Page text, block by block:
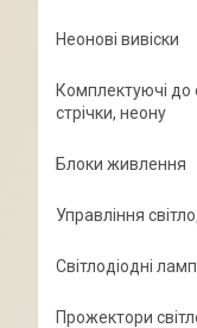
Неонові вивіски
Комплектуючі до
стрічки, неону
Блоки живлення
Управління
Світлодіодні
Прожектори